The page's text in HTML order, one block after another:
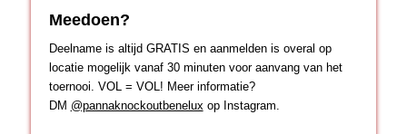
Meedoen?
Deelname is altijd GRATIS en aanmelden is overal op
locatie mogelijk vanaf 30 minuten voor aanvang van het
toernooi. VOL = VOL! Meer informatie?
DM @pannaknockoutbenelux op Instagram.